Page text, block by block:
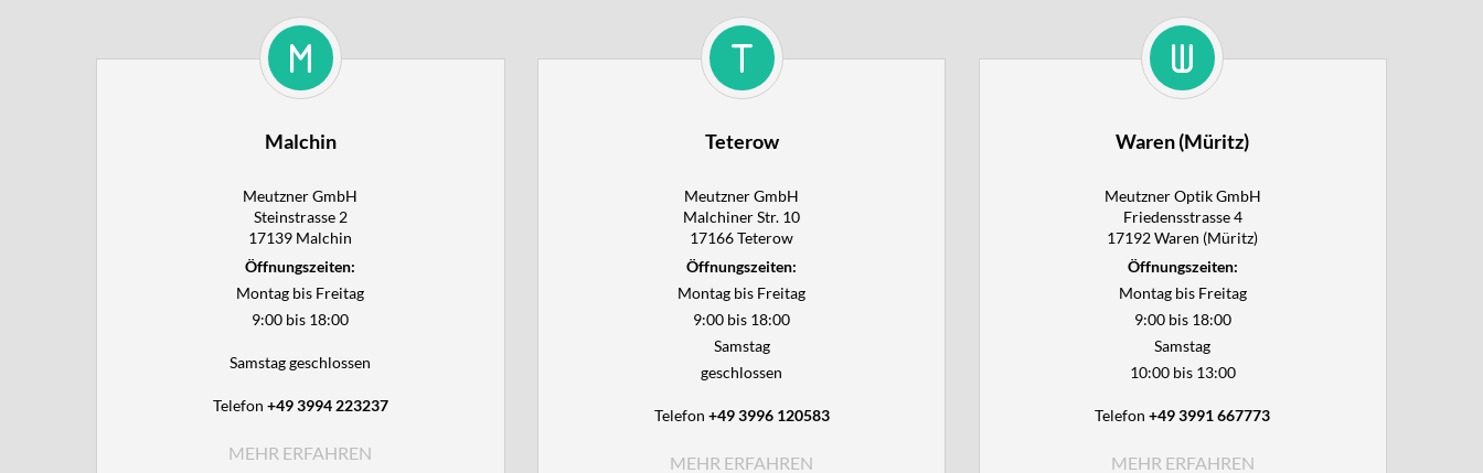
Malchin
Meutzner GmbH
Steinstrasse 2
17139 Malchin
Öffnungszeiten:
Montag bis Freitag
9:00 bis 18:00
Samstag geschlossen
Telefon +49 3994 223237
MEHR ERFAHREN
Teterow
Meutzner GmbH
Malchiner Str. 10
17166 Teterow
Öffnungszeiten:
Montag bis Freitag
9:00 bis 18:00
Samstag
geschlossen
Telefon +49 3996 120583
MEHR ERFAHREN
Waren (Müritz)
Meutzner Optik GmbH
Friedensstrasse 4
17192 Waren (Müritz)
Öffnungszeiten:
Montag bis Freitag
9:00 bis 18:00
Samstag
10:00 bis 13:00
Telefon+49 3991 667773
MEHR ERFAHREN